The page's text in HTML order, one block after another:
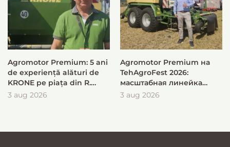
Agromotor Premium: 5 ani
de experiență alături de
KRONE pe piața din R.
Moldova
3 aug 2026
Agromotor Premium на
TehAgroFest 2026:
масштабная линейка
KRONE для быстрой и
3 aug 2026